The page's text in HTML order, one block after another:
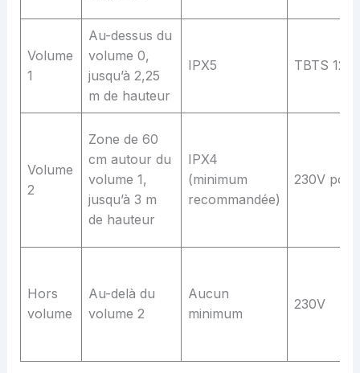
Volume
1
Au-dessus du
volume 0,
jusqu’à 2,25
m de hauteur
IPX5 TBTS 12V
Volume
2
Zone de 60
cm autour du
volume 1,
jusqu’à 3 m
de hauteur
IPX4
(minimum
recommandée)
230V
Hors
volume
Au-delà du
volume 2
Aucun
minimum
230V